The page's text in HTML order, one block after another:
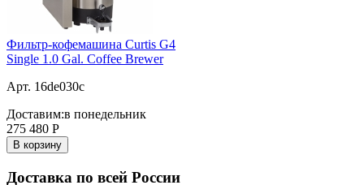
Фильтр-кофемашина Curtis G4
Single 1.0 Gal. Coffee Brewer
Арт. 16de030c
Доставим:в понедельник
275 480 Р
В корзину
Доставка по всей России